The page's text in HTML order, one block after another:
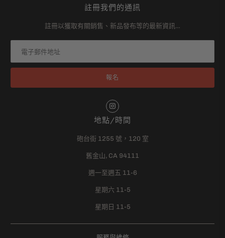
註冊我們的通訊
註冊以獲取有關銷售、新品發布等的最新資訊…
地點/時間
砲台街 1255 號，120 室
舊金山, CA 94111
週一至週五 11-6
星期六 11-5
星期日 11-5